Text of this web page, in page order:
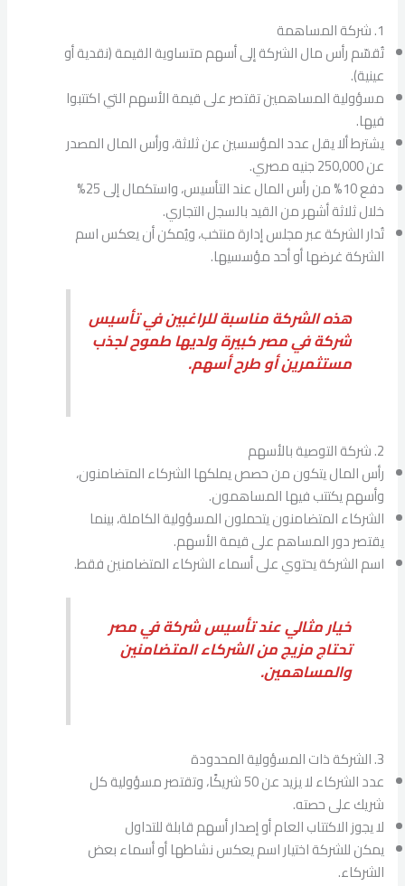
1. شركة المساهمة
تُقسّم رأس مال الشركة إلى أسهم متساوية القيمة (نقدية أو
عينية).
مسؤولية المساهمين تقتصر على قيمة الأسهم التي اكتتبوا
فيها.
يشترط ألا يقل عدد المؤسسين عن ثلاثة، ورأس المال المصدر
عن 250,000 جنيه مصري.
دفع 10% من رأس المال عند التأسيس، واستكمال إلى 25%
خلال ثلاثة أشهر من القيد بالسجل التجاري.
تُدار الشركة عبر مجلس إدارة منتخب، ويُمكن أن يعكس اسم
الشركة غرضها أو أحد مؤسسيها.
هذه الشركة مناسبة للراغبين في تأسيس
شركة في مصر كبيرة ولديها طموح لجذب
مستثمرين أو طرح أسهم.
2. شركة التوصية بالأسهم
رأس المال يتكون من حصص يملكها الشركاء المتضامنون،
وأسهم يكتتب فيها المساهمون.
الشركاء المتضامنون يتحملون المسؤولية الكاملة، بينما
يقتصر دور المساهم على قيمة الأسهم.
اسم الشركة يحتوي على أسماء الشركاء المتضامنين فقط.
خيار مثالي عند تأسيس شركة في مصر
تحتاج مزيج من الشركاء المتضامنين
والمساهمين.
3. الشركة ذات المسؤولية المحدودة
عدد الشركاء لا يزيد عن 50 شريكًا، وتقتصر مسؤولية كل
شريك على حصته.
لا يجوز الاكتتاب العام أو إصدار أسهم قابلة للتداول
يمكن للشركة اختيار اسم يعكس نشاطها أو أسماء بعض
الشركاء.